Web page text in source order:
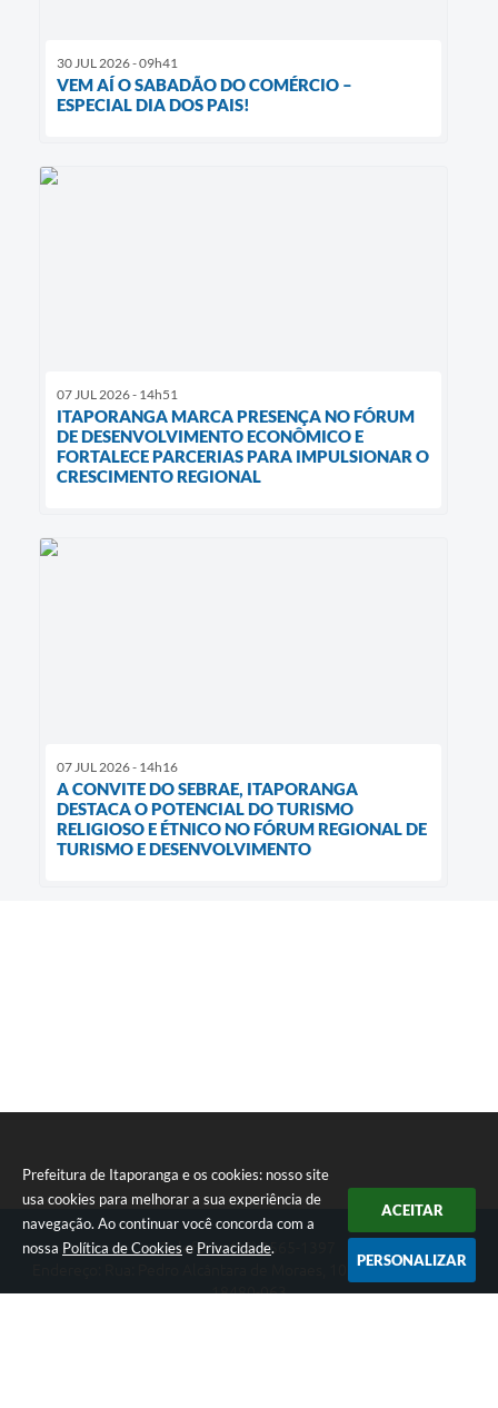
Prefeitura de Itaporanga e os cookies: nosso site
usa cookies para melhorar a sua experiência de
navegação. Ao continuar você concorda com a
nossa Política de Cookies e Privacidade.
ACEITAR
PERSONALIZAR
30 JUL 2026 - 09h41
VEM AÍ O SABADÃO DO COMÉRCIO –
ESPECIAL DIA DOS PAIS!
07 JUL 2026 - 14h51
ITAPORANGA MARCA PRESENÇA NO FÓRUM
DE DESENVOLVIMENTO ECONÔMICO E
FORTALECE PARCERIAS PARA IMPULSIONAR O
CRESCIMENTO REGIONAL
07 JUL 2026 - 14h16
A CONVITE DO SEBRAE, ITAPORANGA
DESTACA O POTENCIAL DO TURISMO
RELIGIOSO E ÉTNICO NO FÓRUM REGIONAL DE
TURISMO E DESENVOLVIMENTO
Telefone: (15) 3565-1397
Endereço: Rua: Pedro Alcântara de Moraes, 1060 - Centro | CEP:
18480-063